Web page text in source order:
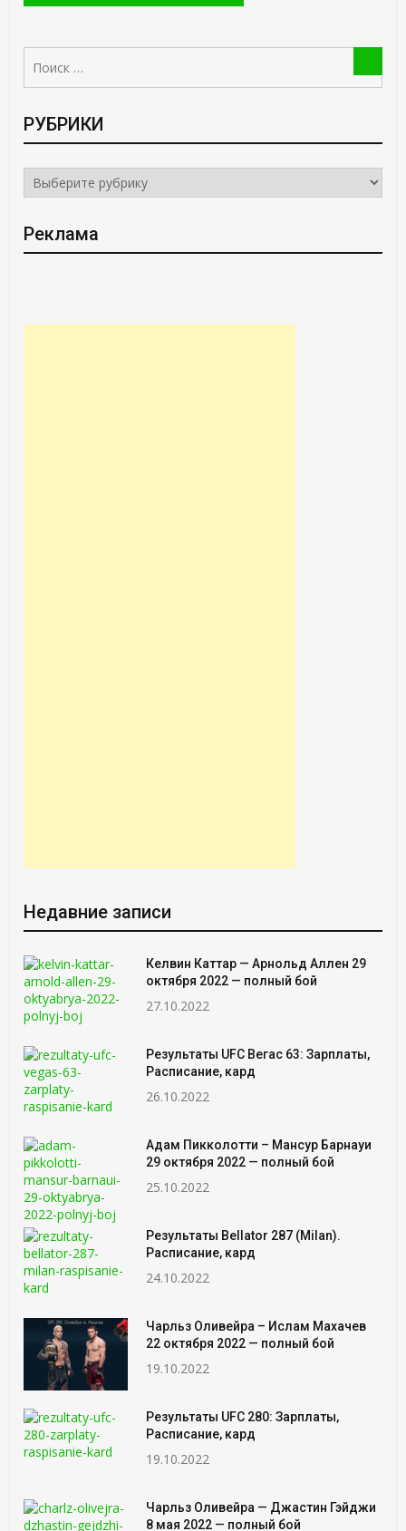
РУБРИКИ
РУБРИКИ
Реклама
Недавние записи
Келвин Каттар — Арнольд Аллен 29
октября 2022 — полный бой
27.10.2022
Результаты UFC Вегас 63: Зарплаты,
Расписание, кард
26.10.2022
Адам Пикколотти – Мансур Барнауи
29 октября 2022 — полный бой
25.10.2022
Результаты Bellator 287 (Milan).
Расписание, кард
24.10.2022
Чарльз Оливейра – Ислам Махачев
22 октября 2022 — полный бой
19.10.2022
Результаты UFC 280: Зарплаты,
Расписание, кард
19.10.2022
Чарльз Оливейра — Джастин Гэйджи
8 мая 2022 — полный бой